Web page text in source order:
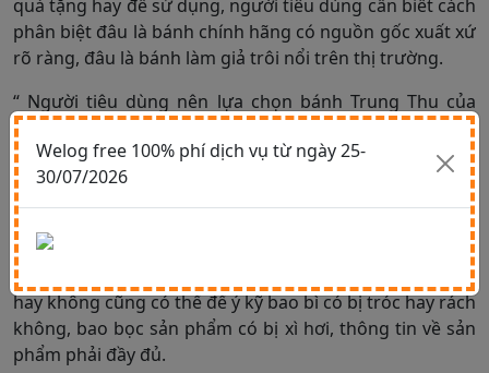
quà tặng hay để sử dụng, người tiêu dùng cần biết cách
phân biệt đâu là bánh chính hãng có nguồn gốc xuất xứ
rõ ràng, đâu là bánh làm giả trôi nổi trên thị trường.
“ Người tiêu dùng nên lựa chọn bánh Trung Thu của
những thương hiệu lớn, có nguồn gốc xuất xứ ghi rõ
ràng. Một sản phẩm được nhập khẩu chính thức thì
ngoài thông tin thương hiệu được in rõ ràng trên bao
bì, quy cách thành phần của bánh có thêm tem phụ
bằng tiếng Việt thể hiện thông tin chi tiết sản phẩm,...”
Ngoài ra, để kiểm tra sản phẩm có đảm bảo chất lượng
hay không cũng có thể để ý kỹ bao bì có bị tróc hay rách
không, bao bọc sản phẩm có bị xì hơi, thông tin về sản
phẩm phải đầy đủ.
Welog free 100% phí dịch vụ từ ngày 25-
30/07/2026